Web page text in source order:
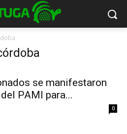
se manifestaron
PAMI para...
0